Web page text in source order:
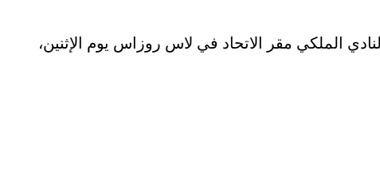
الملكي مقر الاتحاد في لاس روزاس يوم الإثنين،